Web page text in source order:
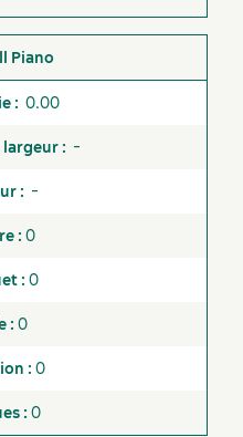
Piano
0.00
-
-
0
0
0
0
0